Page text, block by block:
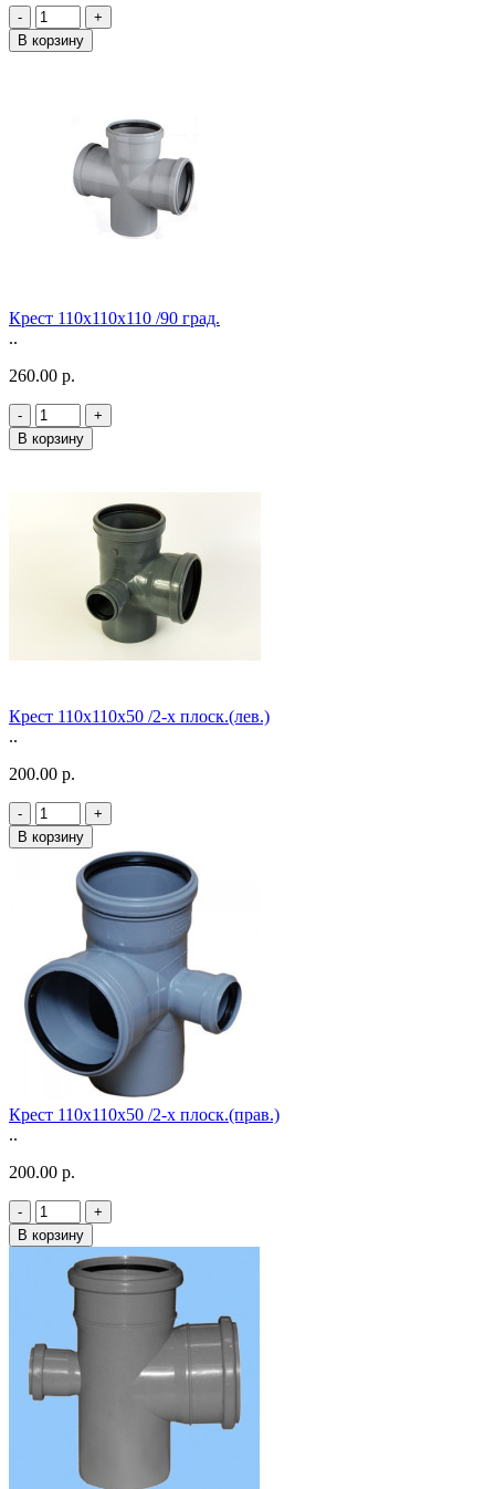
-
+
В корзину
Крест 110х110х110 /90 град.
..
260.00 р.
-
+
В корзину
Крест 110х110х50 /2-х плоск.(лев.)
..
200.00 р.
-
+
В корзину
Крест 110х110х50 /2-х плоск.(прав.)
..
200.00 р.
-
+
В корзину